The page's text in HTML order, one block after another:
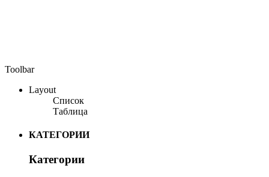
Toolbar
Layout
Список
Таблица
КАТЕГОРИИ
Категории